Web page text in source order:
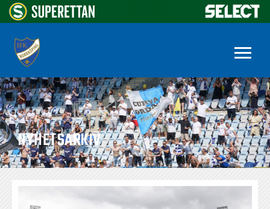
NYHETSARKIV